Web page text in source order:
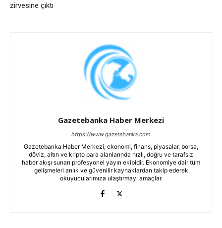
zirvesine çıktı
Gazetebanka Haber Merkezi
https://www.gazetebanka.com
Gazetebanka Haber Merkezi, ekonomi, finans, piyasalar, borsa,
döviz, altın ve kripto para alanlarında hızlı, doğru ve tarafsız
haber akışı sunan profesyonel yayın ekibidir. Ekonomiye dair tüm
gelişmeleri anlık ve güvenilir kaynaklardan takip ederek
okuyucularımıza ulaştırmayı amaçlar.